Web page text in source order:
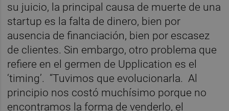
su juicio, la principal causa de muerte de una
startup es la falta de dinero, bien por
ausencia de financiación, bien por escasez
de clientes. Sin embargo, otro problema que
refiere en el germen de Upplication es el
‘timing’. “Tuvimos que evolucionarla. Al
principio nos costó muchísimo porque no
encontramos la forma de venderlo, el